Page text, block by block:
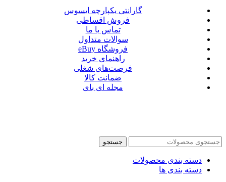
گارانتی یکپارچه ایسوس
فروش اقساطی
تماس با ما
سوالات متداول
فروشگاه eBuy
راهنمای خرید
فرصت‌های شغلی
ضمانت کالا
مجله ای بای
جستجو
دسته بندی محصولات
دسته بندی ها